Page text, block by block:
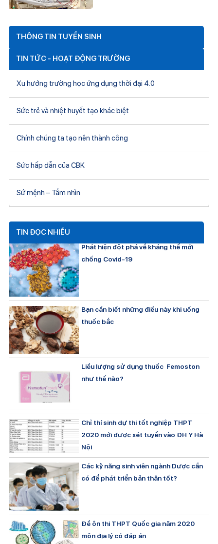
THÔNG TIN TUYỂN SINH
TIN TỨC - HOẠT ĐỘNG TRƯỜNG
Xu hướng trường học ứng dụng thời đại 4.0
Sức trẻ và nhiệt huyết tạo khác biệt
Chính chúng ta tạo nên thành công
Sức hấp dẫn của CBK
Sứ mệnh – Tầm nhìn
TIN ĐỌC NHIỀU
Phát hiện đột phá về kháng thể mới
chống Covid-19
Bạn cần biết những điều này khi uống
thuốc bắc
Liều lượng sử dụng thuốc Femoston
như thế nào?
Chỉ thí sinh dự thi tốt nghiệp THPT
2020 mới được xét tuyển vào ĐH Y Hà
Nội
Các kỹ năng sinh viên ngành Dược cần
có để phát triển bản thân tốt?
Đề ôn thi THPT Quốc gia năm 2020
môn địa lý có đáp án